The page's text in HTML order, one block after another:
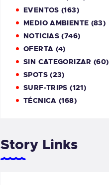
EVENTOS (163)
MEDIO AMBIENTE (83)
NOTICIAS (746)
OFERTA (4)
SIN CATEGORIZAR (60)
SPOTS(23)
SURF-TRIPS (121)
TÉCNICA (168)
Story Links